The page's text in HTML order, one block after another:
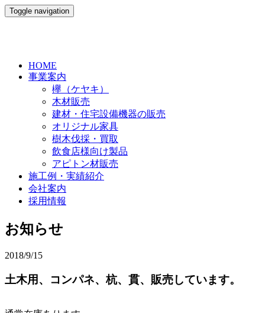
Toggle navigation
HOME
事業案内
欅（ケヤキ）
木材販売
建材・住宅設備機器の販売
オリジナル家具
樹木伐採・買取
飲食店様向け製品
アピトン材販売
施工例・実績紹介
会社案内
採用情報
お知らせ
2018/9/15
土木用、コンパネ、杭、貫、販売しています。